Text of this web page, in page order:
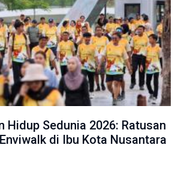
Hidup Sedunia 2026: Ratusan
di Ibu Kota Nusantara